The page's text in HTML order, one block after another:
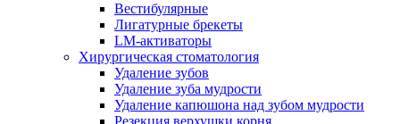
Вестибулярные
Лигатурные брекеты
LM-активаторы
Хирургическая стоматология
Удаление зубов
Удаление зуба мудрости
Удаление капюшона над зубом мудрости
Резекция верхушки корня